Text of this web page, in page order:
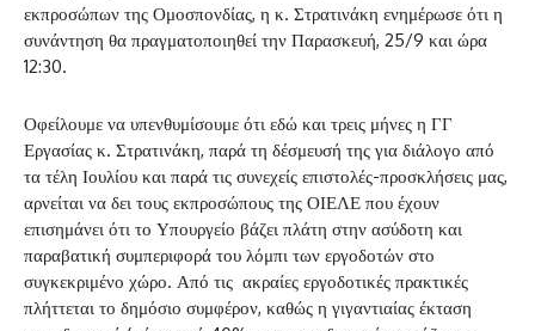
εκπροσώπων της Ομοσπονδίας, η κ. Στρατινάκη ενημέρωσε ότι η
συνάντηση θα πραγματοποιηθεί την Παρασκευή, 25/9 και ώρα
12:30.
Οφείλουμε να υπενθυμίσουμε ότι εδώ και τρεις μήνες η ΓΓ
Εργασίας κ. Στρατινάκη, παρά τη δέσμευσή της για διάλογο από
τα τέλη Ιουλίου και παρά τις συνεχείς επιστολές-προσκλήσεις μας,
αρνείται να δει τους εκπροσώπους της ΟΙΕΛΕ που έχουν
επισημάνει ότι το Υπουργείο βάζει πλάτη στην ασύδοτη και
παραβατική συμπεριφορά του λόμπι των εργοδοτών στο
συγκεκριμένο χώρο. Από τις ακραίες εργοδοτικές πρακτικές
πλήττεται το δημόσιο συμφέρον, καθώς η γιγαντιαίας έκταση